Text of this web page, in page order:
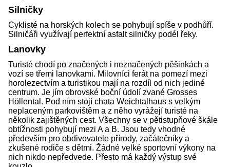
Silničky
Cyklisté na horských kolech se pohybují spíše v podhůří.
Silničáři využívají perfektní asfalt silničky podél řeky.
Lanovky
Turisté chodí po značených i neznačených pěšinkách a
vozí se třemi lanovkami. Milovníci ferát na pomezí mezi
horolezectvím a turistikou mají na rozdíl od nich jediné
centrum. Je jím obrovské boční údolí zvané Grosses
Höllental. Pod ním stojí chata Weichtalhaus s velkým
neplaceným parkovištěm a z něho vyrážejí turisté na
několik zajištěných cest. Všechny se v pětistupňové škále
obtížnosti pohybují mezi A a B. Jsou tedy vhodné
především pro obdivovatele přírody, začátečníky a
zkušené rodiče s dětmi. Žádné velké sportovní výkony na
nich nikdo nepředvede. Přesto má každý výstup své